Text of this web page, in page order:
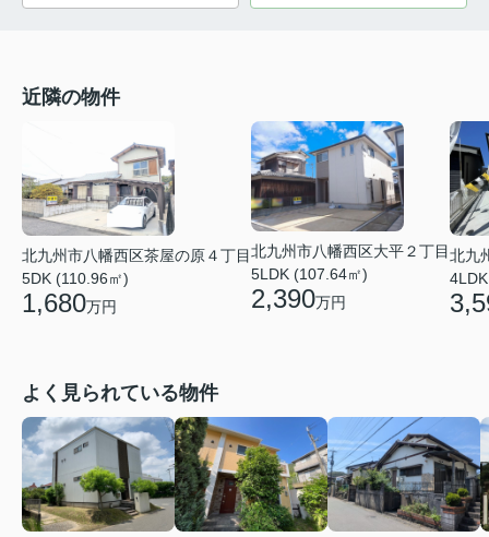
近隣の物件
北九州市八幡西区茶屋の原４丁目
5DK (110.96㎡)
1,680万円
北九州市八幡西区大平２丁目
5LDK (107.64㎡)
2,390万円
北九
よく見られている物件